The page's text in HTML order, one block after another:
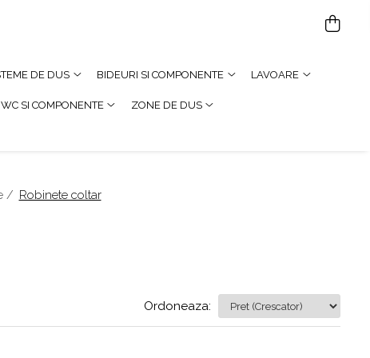
DE DUS BIDEURI SI COMPONENTE LAVOARE
SI COMPONENTE ZONE DE DUS
/ Robinete coltar
Ordoneaza: